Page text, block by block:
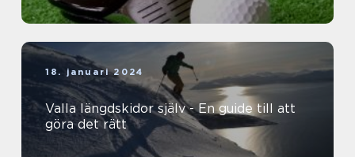
18. januari 2024
Valla längdskidor själv - En guide till att
göra det rätt